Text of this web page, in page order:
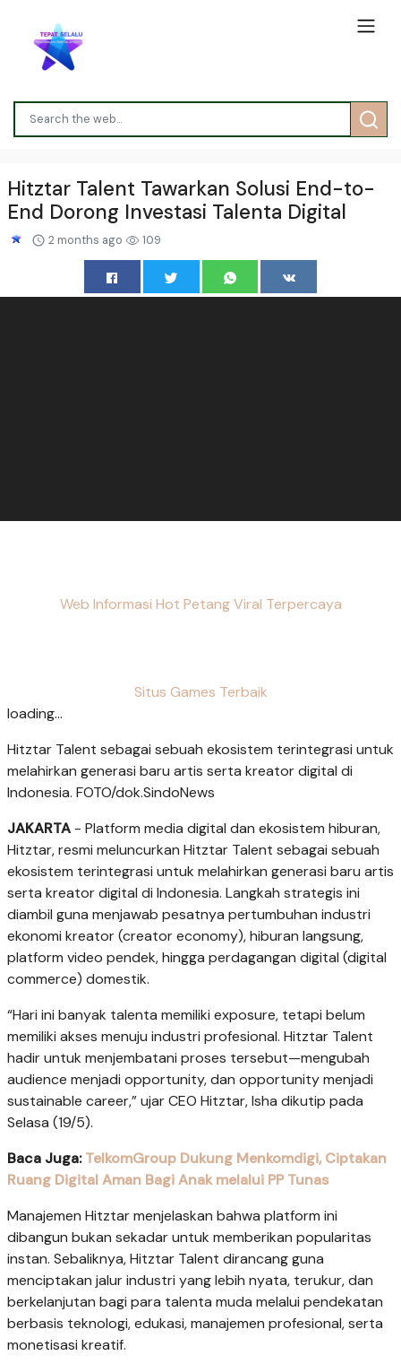
Hitztar Talent Tawarkan Solusi End-to-
End Dorong Investasi Talenta Digital
2 months ago 109
Web Informasi Hot Petang Viral Terpercaya
Situs Games Terbaik
loading...
Hitztar Talent sebagai sebuah ekosistem terintegrasi untuk
melahirkan generasi baru artis serta kreator digital di
Indonesia. FOTO/dok.SindoNews
JAKARTA - Platform media digital dan ekosistem hiburan,
Hitztar, resmi meluncurkan Hitztar Talent sebagai sebuah
ekosistem terintegrasi untuk melahirkan generasi baru artis
serta kreator digital di Indonesia. Langkah strategis ini
diambil guna menjawab pesatnya pertumbuhan industri
ekonomi kreator (creator economy), hiburan langsung,
platform video pendek, hingga perdagangan digital (digital
commerce) domestik.
“Hari ini banyak talenta memiliki exposure, tetapi belum
memiliki akses menuju industri profesional. Hitztar Talent
hadir untuk menjembatani proses tersebut—mengubah
audience menjadi opportunity, dan opportunity menjadi
sustainable career,” ujar CEO Hitztar, Isha dikutip pada
Selasa (19/5).
Baca Juga:TelkomGroup Dukung Menkomdigi, Ciptakan
Ruang Digital Aman Bagi Anak melalui PP Tunas
Manajemen Hitztar menjelaskan bahwa platform ini
dibangun bukan sekadar untuk memberikan popularitas
instan. Sebaliknya, Hitztar Talent dirancang guna
menciptakan jalur industri yang lebih nyata, terukur, dan
berkelanjutan bagi para talenta muda melalui pendekatan
berbasis teknologi, edukasi, manajemen profesional, serta
monetisasi kreatif.